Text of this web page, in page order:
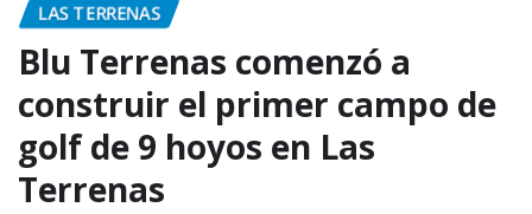
LAS TERRENAS
Blu Terrenas comenzó a
construir el primer campo de
golf de 9 hoyos en Las
Terrenas